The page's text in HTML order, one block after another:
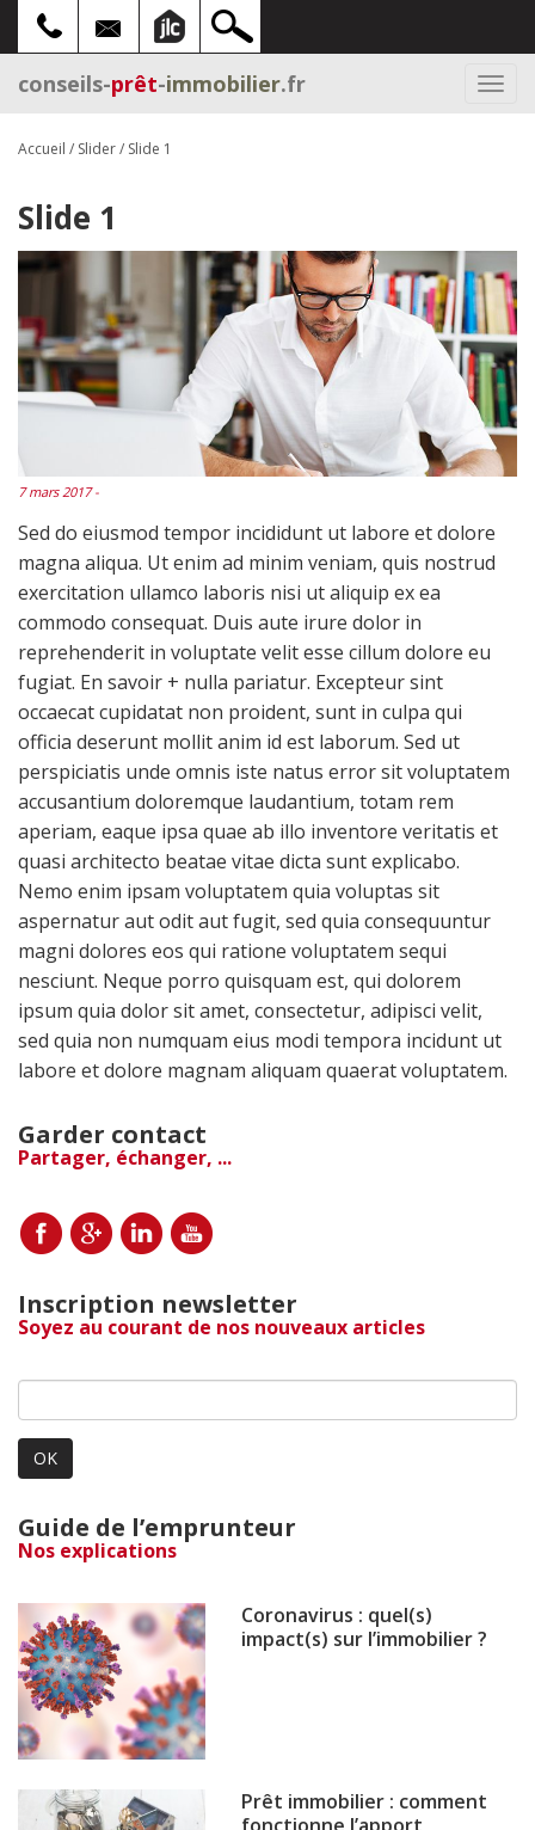
conseils-prêt-immobilier.fr
Accueil / Slider/ Slide 1
Slide 1
7 mars 2017 -
Sed do eiusmod tempor incididunt ut labore et dolore
magna aliqua. Ut enim ad minim veniam, quis nostrud
exercitation ullamco laboris nisi ut aliquip ex ea
commodo consequat. Duis aute irure dolor in
reprehenderit in voluptate velit esse cillum dolore eu
fugiat. En savoir + nulla pariatur. Excepteur sint
occaecat cupidatat non proident, sunt in culpa qui
officia deserunt mollit anim id est laborum. Sed ut
perspiciatis unde omnis iste natus error sit voluptatem
accusantium doloremque laudantium, totam rem
aperiam, eaque ipsa quae ab illo inventore veritatis et
quasi architecto beatae vitae dicta sunt explicabo.
Nemo enim ipsam voluptatem quia voluptas sit
aspernatur aut odit aut fugit, sed quia consequuntur
magni dolores eos qui ratione voluptatem sequi
nesciunt. Neque porro quisquam est, qui dolorem
ipsum quia dolor sit amet, consectetur, adipisci velit,
sed quia non numquam eius modi tempora incidunt ut
labore et dolore magnam aliquam quaerat voluptatem.
Garder contact
Partager, échanger, ...
Inscription newsletter
Soyez au courant de nos nouveaux articles
OK
Guide de l’emprunteur
Nos explications
Coronavirus : quel(s)
impact(s) sur l’immobilier ?
Prêt immobilier : comment